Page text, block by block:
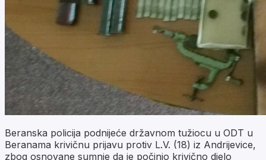
Beranska policija podnijeće državnom tužiocu u ODT u
Beranama krivičnu prijavu protiv L.V. (18) iz Andrijevice,
zbog osnovane sumnje da je počinio krivično djelo